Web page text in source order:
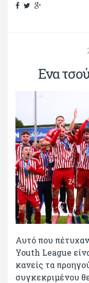
Ενα
Αυτό που
Youth League
κανείς τα
συγκεκριμένου